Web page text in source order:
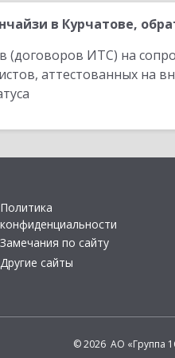
в Курчатове,
(договоров ИТС) на
аттестованных на
Политика
конфиденциальности
Замечания по сайту
Другие сайты
© 2026 АО «Группа